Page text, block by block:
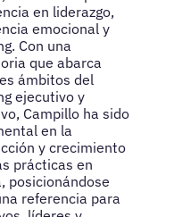
en liderazgo,
emocional y
Con una
que abarca
ámbitos del
ejecutivo y
Campillo ha sido
en la
y crecimiento
prácticas en
posicionándose
referencia para